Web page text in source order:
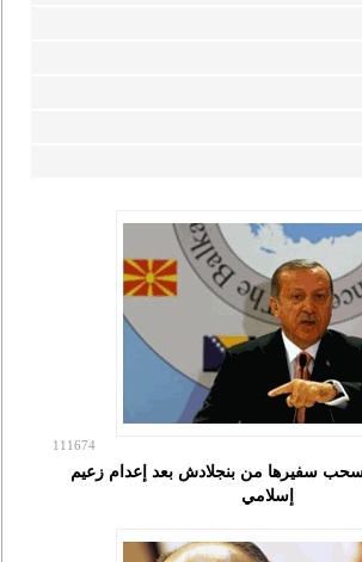
111674
تسحب سفيرها من بنجلادش بعد إعدام زعيم
إسلامي